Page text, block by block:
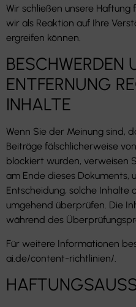
Wir schließen unsere
wir als Reaktion auf Ihre
ergreifen können.
BESCHWERDEN
ENTFERNUNG
INHALTE
Wenn Sie der Meinung sind,
Beiträge fälschlicherweise
blockiert wurden, verweisen
am Ende dieses Dokuments,
Entscheidung, solche Inhalte
umgehend überprüfen. Die
während des
Für weitere Informationen
ai.de/content-richtlinien/.